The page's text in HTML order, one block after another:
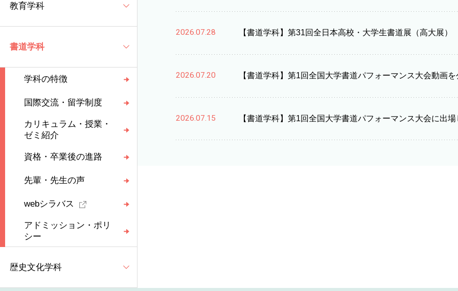
教育学科
書道学科
学科の特徴
国際交流・留学制度
カリキュラム・授業・
ゼミ紹介
資格・卒業後の進路
先輩・先生の声
webシラバス
アドミッション・ポリ
シー
歴史文化学科
2026.07.28 【書道学科】第31回全日本高校・大学生書道展（高大展
2026.07.20 【書道学科】第1回全国大学書道パフォーマンス大会動画
2026.07.15 【書道学科】第1回全国大学書道パフォーマンス大会に出